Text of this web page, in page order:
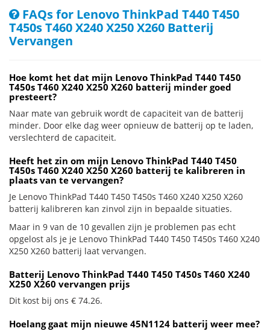
FAQs for Lenovo ThinkPad T440 T450
T450s T460 X240 X250 X260 Batterij
Vervangen
Hoe komt het dat mijn Lenovo ThinkPad T440 T450
T450s T460 X240 X250 X260 batterij minder goed
presteert?
Naar mate van gebruik wordt de capaciteit van de batterij
minder. Door elke dag weer opnieuw de batterij op te laden,
verslechterd de capaciteit.
Heeft het zin om mijn Lenovo ThinkPad T440 T450
T450s T460 X240 X250 X260 batterij te kalibreren in
plaats van te vervangen?
Je Lenovo ThinkPad T440 T450 T450s T460 X240 X250 X260
batterij kalibreren kan zinvol zijn in bepaalde situaties.
Maar in 9 van de 10 gevallen zijn je problemen pas echt
opgelost als je je Lenovo ThinkPad T440 T450 T450s T460 X240
X250 X260 batterij laat vervangen.
Batterij Lenovo ThinkPad T440 T450 T450s T460 X240
X250 X260 vervangen prijs
Dit kost bij ons € 74.26.
Hoelang gaat mijn nieuwe 45N1124 batterij weer mee?